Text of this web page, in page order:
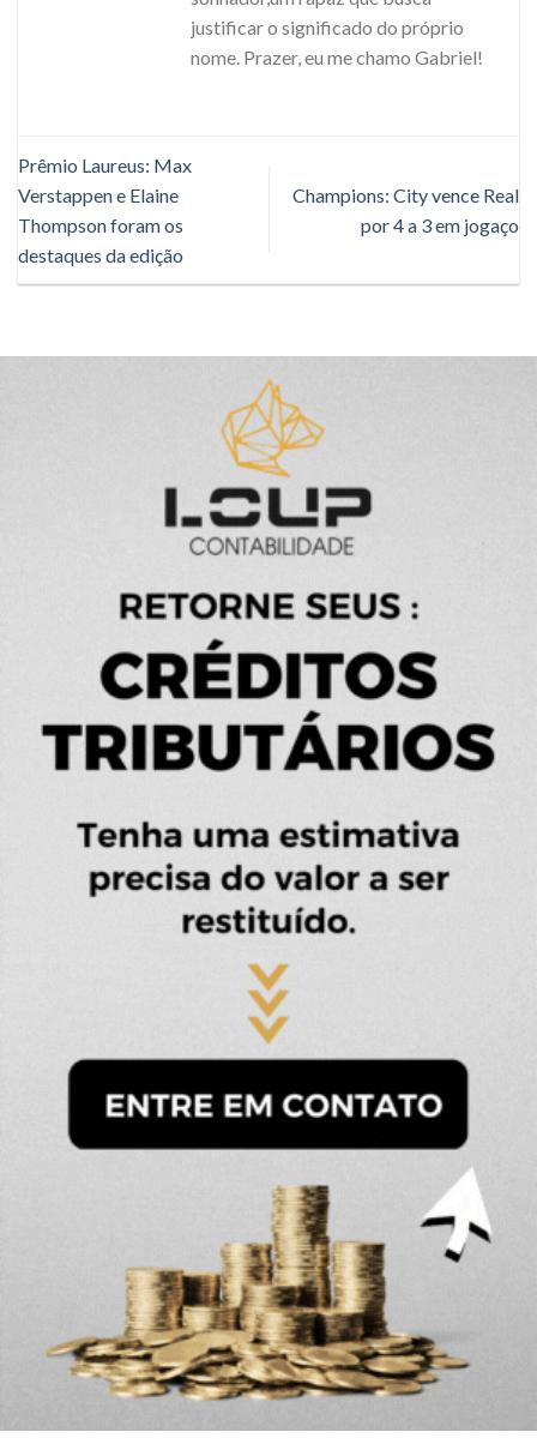
justificar o significado do próprio
nome. Prazer, eu me chamo Gabriel!
Prêmio Laureus: Max
Verstappen e Elaine
Thompson foram os
destaques da edição
Champions: City vence Real
por 4 a 3 em jogaço